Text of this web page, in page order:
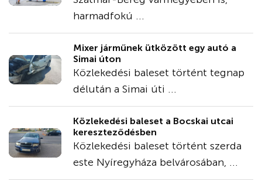
harmadfokú ...
Mixer járműnek ütközött egy autó a
Simai úton
Közlekedési baleset történt tegnap
délután a Simai úti ...
Közlekedési baleset a Bocskai utcai
kereszteződésben
Közlekedési baleset történt szerda
este Nyíregyháza belvárosában, ...